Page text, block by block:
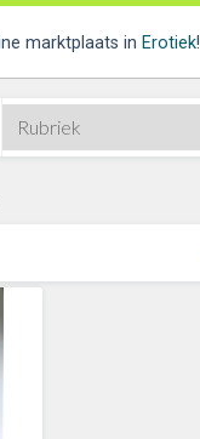
marktplaats in Erotiek!